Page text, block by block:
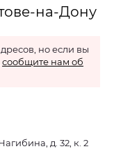
на-Дону
но если вы
сообщите нам об
д. 32, к. 2